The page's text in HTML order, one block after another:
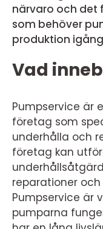
närvaro och det
som behöver
produktion
Vad
Pumpservice är
företag som
underhålla och
företag kan
reparationer
Pumpservice är
pumparna